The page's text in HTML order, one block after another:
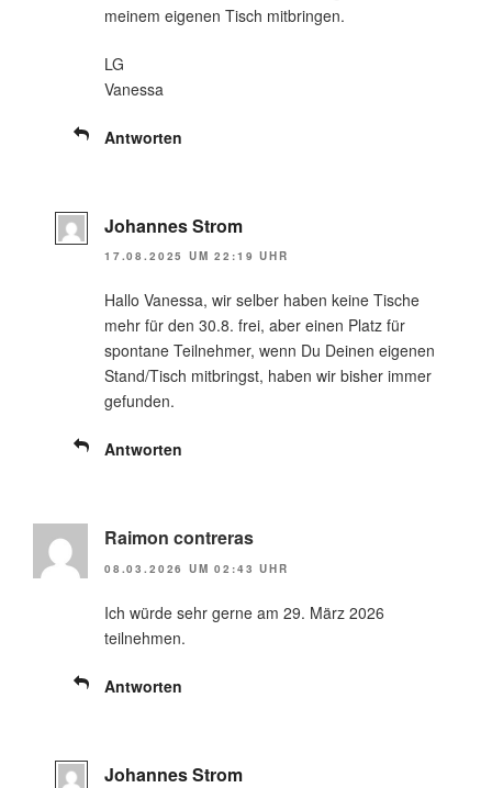
meinem eigenen Tisch mitbringen.
LG
Vanessa
Antworten
Johannes Strom
17.08.2025 UM 22:19 UHR
Hallo Vanessa, wir selber haben keine Tische
mehr für den 30.8. frei, aber einen Platz für
spontane Teilnehmer, wenn Du Deinen eigenen
Stand/Tisch mitbringst, haben wir bisher immer
gefunden.
Antworten
Raimon contreras
08.03.2026 UM 02:43 UHR
Ich würde sehr gerne am 29. März 2026
teilnehmen.
Antworten
Johannes Strom